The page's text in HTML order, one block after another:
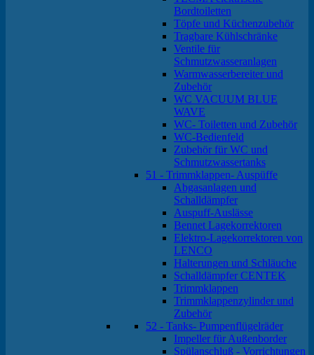
Bordtoiletten
Töpfe und Küchenzubehör
Tragbare Kühlschränke
Ventile für
Schmutzwasseranlagen
Warmwasserbereiter und
Zubehör
WC VACUUM BLUE
WAVE
WC- Toiletten und Zubehör
WC-Bedienfeld
Zubehör für WC und
Schmutzwassertanks
51 - Trimmklappen- Auspüffe
Abgasanlagen und
Schalldämpfer
Auspuff-Auslässe
Bennet Lagekorrektoren
Elektro-Lagekorrektoren von
LENCO
Halterungen und Schläuche
Schalldämpfer CENTEK
Trimmklappen
Trimmklappenzylinder und
Zubehör
52 - Tanks- Pumpenflügelräder
Impeller für Außenborder
Spülanschluß - Vorrichtungen